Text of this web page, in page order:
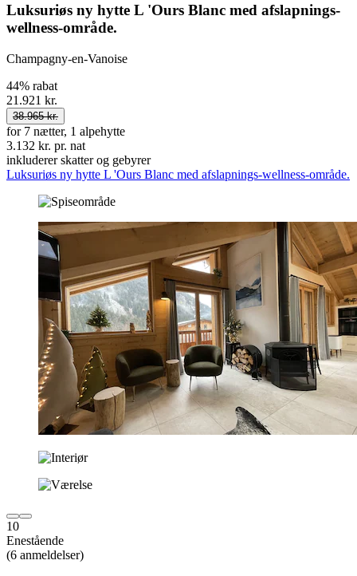
Luksuriøs ny hytte L 'Ours Blanc med afslapnings-
wellness-område.
Champagny-en-Vanoise
44% rabat
21.921 kr.
38.965 kr.
for 7 nætter, 1 alpehytte
3.132 kr. pr. nat
inkluderer skatter og gebyrer
Luksuriøs ny hytte L 'Ours Blanc med afslapnings-wellness-område.
10
Enestående
(6 anmeldelser)